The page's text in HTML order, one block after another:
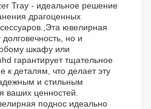
Tray - идеальное решение
драгоценных
ювелирная
но и
шкафу или
гарантирует тщательное
к деталям, что делает эту
и стильным
ваших ценностей.
поднос идеально